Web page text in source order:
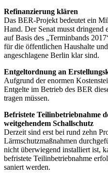
Refinanzierung klären
Das BER-Projekt bedeutet ein
Hand. Der Senat musst dringend
auf Basis des „Terminbands
für die öffentlichen Haushalte
angeschlagene Berlin klar sind.
Entgeltordnung an
Aufgrund der enormen
Entgelte im Betrieb des BER
tragen müssen.
Befristete Teilinbetriebnahme
weitgehendem Schallschutz
Derzeit sind erst bei rund zehn
Lärmschutzmaßnahmen
nicht überwiegend installiert ist,
befristete Teilinbetriebnahme
saniert werden.